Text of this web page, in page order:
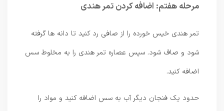
مرحله هفتم: اضافه کردن تمر هندی
تمر هندی خیس خورده را از صافی رد کنید تا دانه ها گرفته
شود و صاف شود. سپس عصاره تمر هندی را به مخلوط سس
اضافه کنید.
حدود یک فنجان دیگر آب به سس اضافه کنید و مواد را